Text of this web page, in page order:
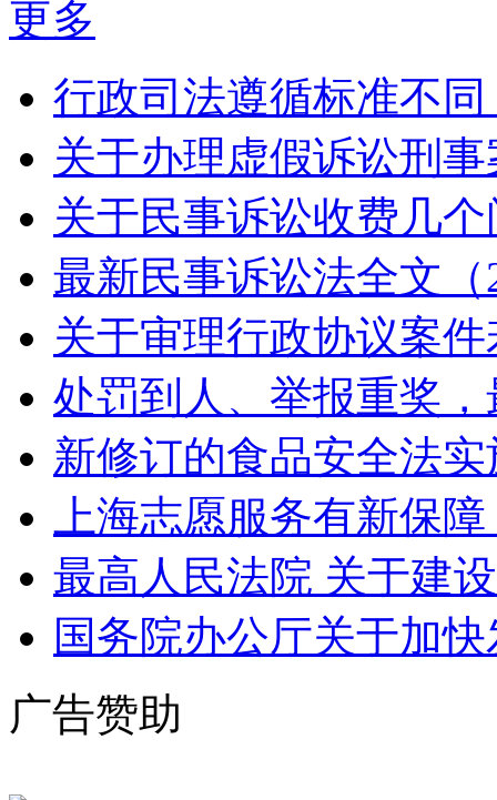
更多
行政司法遵循标准不
关于办理虚假诉讼刑
关于民事诉讼收费几
最新民事诉讼法全文（
关于审理行政协议案
处罚到人、举报重奖
新修订的食品安全法
上海志愿服务有新保
最高人民法院 关于建
国务院办公厅关于加
广告赞助